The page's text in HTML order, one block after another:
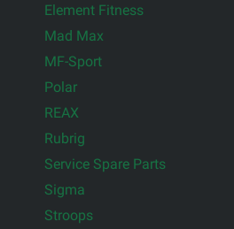
Element Fitness
Mad Max
MF-Sport
Polar
REAX
Rubrig
Service Spare Parts
Sigma
Stroops